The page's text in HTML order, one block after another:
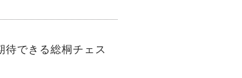
待できる総桐チェス